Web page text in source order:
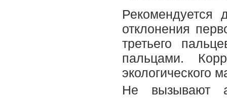
Рекомендуется
отклонения
третьего
пальцами.
экологического
Не вызывают